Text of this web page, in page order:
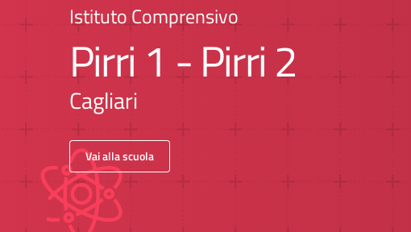
Istituto Comprensivo
Pirri 1 - Pirri 2
Cagliari
Vai alla scuola